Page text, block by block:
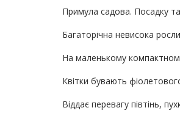
Примула садова. Посадку
Багаторічна невисока
На маленькому
Квітки бувають
Віддає перевагу півтінь,